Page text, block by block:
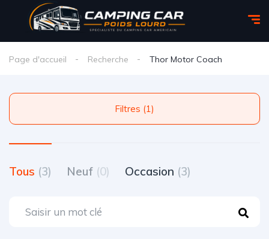
Page d'accueil Recherche Thor Motor Coach
Filtres (1)
Tous (3) Neuf (0) Occasion (3)